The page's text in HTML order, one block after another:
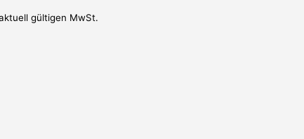
gültigen MwSt.